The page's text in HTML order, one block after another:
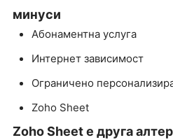
минуси
Абонаментна услуга
Интернет зависимост
Ограничено
Zoho Sheet
Zoho Sheet е друга